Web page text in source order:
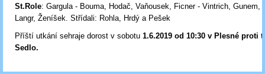
St.Role: Gargula - Bouma, Hodač, Vaňousek, Ficner - Vintrich, Gunem,
Langr, Ženíšek. Střídali: Rohla, Hrdý a Pešek
Příští utkání sehraje dorost v sobotu 1.6.2019 od 10:30 v Plesné proti
Sedlo.